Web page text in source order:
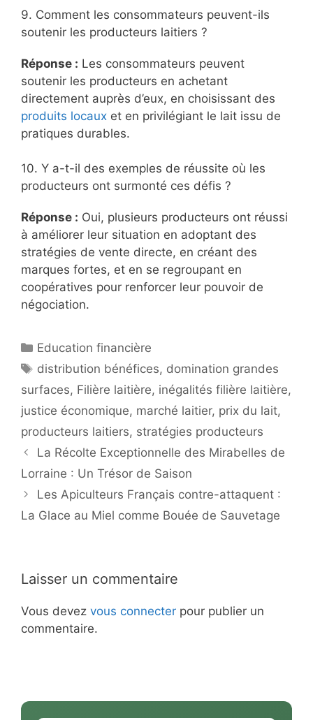
9. Comment les consommateurs peuvent-ils
soutenir les producteurs laitiers ?
Réponse : Les consommateurs peuvent
soutenir les producteurs en achetant
directement auprès d’eux, en choisissant des
produits locaux et en privilégiant le lait issu de
pratiques durables.
10. Y a-t-il des exemples de réussite où les
producteurs ont surmonté ces défis ?
Réponse : Oui, plusieurs producteurs ont réussi
à améliorer leur situation en adoptant des
stratégies de vente directe, en créant des
marques fortes, et en se regroupant en
coopératives pour renforcer leur pouvoir de
négociation.
Catégories
Education financière
Étiquettes
distribution bénéfices, domination grandes
surfaces, Filière laitière, inégalités filière laitière,
justice économique, marché laitier, prix du lait,
producteurs laitiers, stratégies producteurs
La Récolte Exceptionnelle des Mirabelles de
Lorraine : Un Trésor de Saison
Les Apiculteurs Français contre-attaquent :
La Glace au Miel comme Bouée de Sauvetage
Laisser un commentaire
Vous devez vous connecter pour publier un
commentaire.